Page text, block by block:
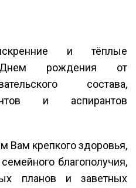
и тёплые
рождения от
состава,
и аспирантов
Вам крепкого здоровья,
благополучия,
планов и заветных